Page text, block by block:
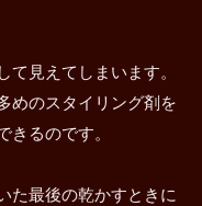
て見えてしまいます。
めのスタイリング剤を
きるのです。
た最後の乾かすときに